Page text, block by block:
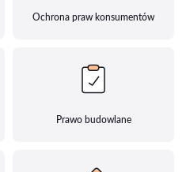
Ochrona praw konsumentów
Prawo budowlane